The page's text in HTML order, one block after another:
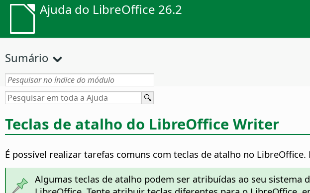
Ajuda do LibreOffice 26.2
Sumário
Teclas de atalho do LibreOffice Writer
É possível realizar tarefas comuns com teclas de atalho no
Algumas teclas de atalho podem ser atribuídas ao seu